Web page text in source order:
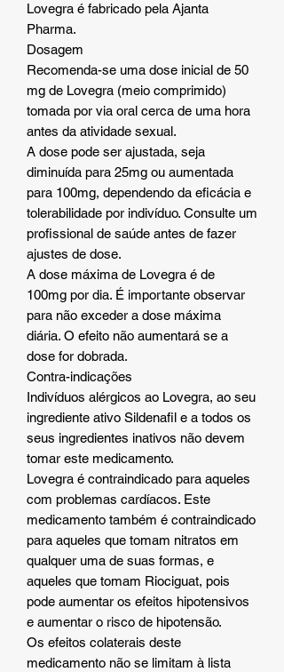
Lovegra é fabricado pela Ajanta
Pharma.
Dosagem
Recomenda-se uma dose inicial de 50
mg de Lovegra (meio comprimido)
tomada por via oral cerca de uma hora
antes da atividade sexual.
A dose pode ser ajustada, seja
diminuída para 25mg ou aumentada
para 100mg, dependendo da eficácia e
tolerabilidade por indivíduo. Consulte um
profissional de saúde antes de fazer
ajustes de dose.
A dose máxima de Lovegra é de
100mg por dia. É importante observar
para não exceder a dose máxima
diária. O efeito não aumentará se a
dose for dobrada.
Contra-indicações
Indivíduos alérgicos ao Lovegra, ao seu
ingrediente ativo Sildenafil e a todos os
seus ingredientes inativos não devem
tomar este medicamento.
Lovegra é contraindicado para aqueles
com problemas cardíacos. Este
medicamento também é contraindicado
para aqueles que tomam nitratos em
qualquer uma de suas formas, e
aqueles que tomam Riociguat, pois
pode aumentar os efeitos hipotensivos
e aumentar o risco de hipotensão.
Os efeitos colaterais deste
medicamento não se limitam à lista